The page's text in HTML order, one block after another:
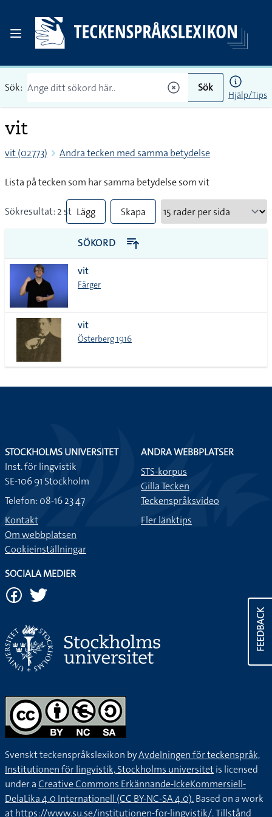
Sök: Sök
Hjälp/Tips
vit
vit (02773) Andra tecken med samma betydelse
Lista på tecken som har samma betydelse som vit
Sökresultat: 2 st Lägg
till
alla i
lista
Skapa
PDF
SÖKORD
vit
Färger
vit
Österberg 1916
FEEDBACK
STOCKHOLMS UNIVERSITET
Inst. för lingvistik
SE-106 91 Stockholm
Telefon: 08-16 23 47
Kontakt
Om webbplatsen
Cookieinställningar
ANDRA WEBBPLATSER
STS-korpus
Gilla Tecken
Teckenspråksvideo
Fler länktips
SOCIALA MEDIER
Svenskt teckenspråkslexikon byAvdelningen för teckenspråk,
Institutionen för lingvistik, Stockholms universitetis licensed
under aCreative Commons Erkännande-IckeKommersiell-
DelaLika 4.0 Internationell (CC BY-NC-SA 4.0).Based on a work
athttps://www.su.se/institutionen-for-lingvistik/. Tillstånd